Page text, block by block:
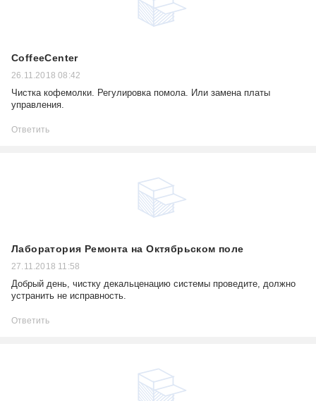
CoffeeCenter
26.11.2018 08:42
Чистка кофемолки. Регулировка помола. Или замена платы
управления.
Ответить
Лаборатория Ремонта на Октябрьском поле
27.11.2018 11:58
Добрый день, чистку декальценацию системы проведите, должно
устранить не исправность.
Ответить